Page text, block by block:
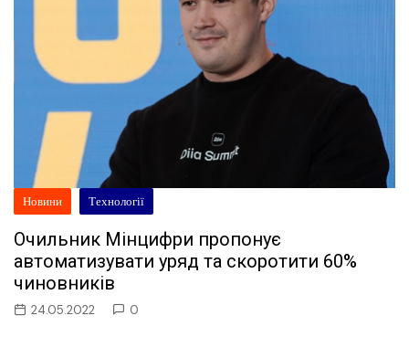
Новини Технології
Очильник Мінцифри пропонує
автоматизувати уряд та скоротити 60%
чиновників
24.05.2022 0